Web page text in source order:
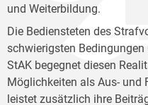
und Weiterbildung.
Die Bediensteten des
schwierigsten
StAK begegnet diesen
Möglichkeiten als Aus- und
leistet zusätzlich ihre